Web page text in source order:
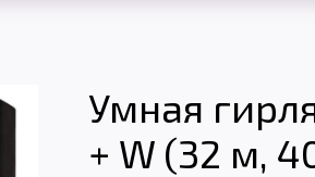
Умная
+ W (32 м,